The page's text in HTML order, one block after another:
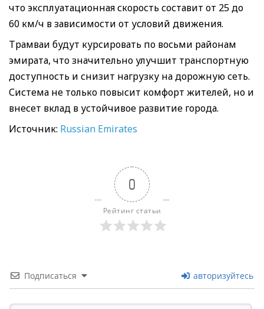
что эксплуатационная скорость составит от 25 до
60 км/ч в зависимости от условий движения.
Трамваи будут курсировать по восьми районам
эмирата, что значительно улучшит транспортную
доступность и снизит нагрузку на дорожную сеть.
Система не только повысит комфорт жителей, но и
внесет вклад в устойчивое развитие города.
Источник: Russian Emirates
0
Рейтинг статьи
Подписаться авторизуйтесь